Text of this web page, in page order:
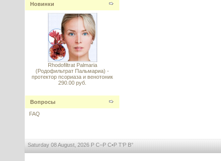
Vitamin E (Витамин E
стабильный) DL–alpha
Tocopheryl Acetate 98%
---------
Spicule (Hydrolyzed Sponge),
Новинки
Rhodofiltrat Palmaria
(Родофильтрат Пальмариа) -
протектор псориаза и венотоник
290.00 руб.
Вопросы
FAQ
Saturday 08 August, 2026 Р С–Р С•Р Т‘Р В°